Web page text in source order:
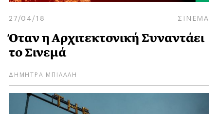
27/04/18 ΣΙΝΕΜΑ
Όταν η Αρχιτεκτονική Συναντάει
το Σινεμά
ΔΗΜΗΤΡΑ ΜΠΙΛΑΛΗ